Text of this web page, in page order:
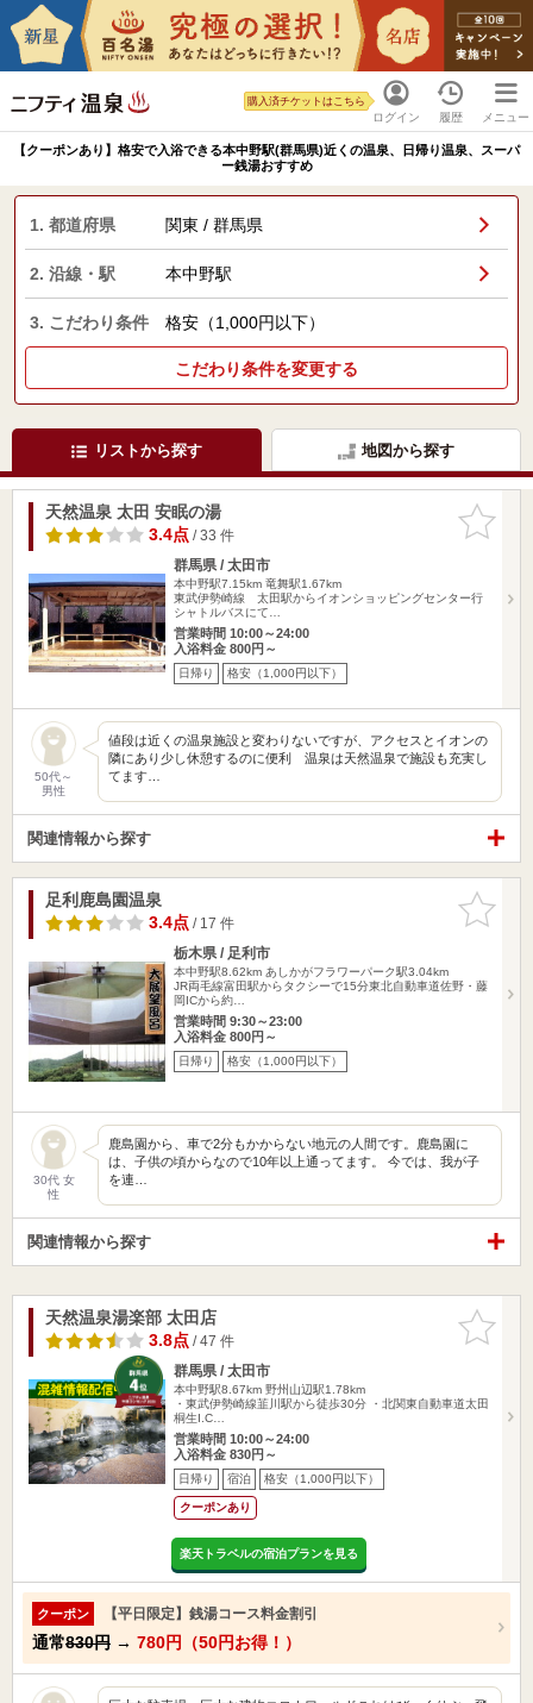
ログイン
購入済チケットはこちら
履歴 メニュー
【クーポンあり】格安で入浴できる本中野駅(群馬県)近くの温泉、日帰り温泉、スーパ
ー銭湯おすすめ
1. 都道府県 関東 / 群馬県
2. 沿線・駅 本中野駅
3. こだわり条件 格安（1,000円以下）
こだわり条件を変更する
リストから探す 地図から探す
お気に入
りに追加
天然温泉 太田 安眠の湯
3.4点/ 33 件
群馬県 / 太田市
本中野駅7.15km 竜舞駅1.67km
東武伊勢崎線 太田駅からイオンショッピングセンター行
シャトルバスにて…
営業時間 10:00～24:00
入浴料金 800円～
日帰り 格安（1,000円以下）
50代～
男性
値段は近くの温泉施設と変わりないですが、アクセスとイオンの
隣にあり少し休憩するのに便利 温泉は天然温泉で施設も充実し
てます…
関連情報から探す
お気に入
りに追加
足利鹿島園温泉
3.4点/ 17 件
栃木県 / 足利市
本中野駅8.62km あしかがフラワーパーク駅3.04km
JR両毛線富田駅からタクシーで15分東北自動車道佐野・藤
岡ICから約…
営業時間 9:30～23:00
入浴料金 800円～
日帰り 格安（1,000円以下）
30代 女
性
鹿島園から、車で2分もかからない地元の人間です。鹿島園に
は、子供の頃からなので10年以上通ってます。 今では、我が子
を連…
関連情報から探す
お気に入
りに追加
天然温泉湯楽部 太田店
3.8点/ 47 件
群馬県 / 太田市
本中野駅8.67km 野州山辺駅1.78km
・東武伊勢崎線韮川駅から徒歩30分 ・北関東自動車道太田
桐生I.C…
営業時間 10:00～24:00
入浴料金 830円～
日帰り 宿泊 格安（1,000円以下）
クーポンあり
楽天トラベルの宿泊プランを見る
クーポン 【平日限定】銭湯コース料金割引
通常830円 → 780円（50円お得！）